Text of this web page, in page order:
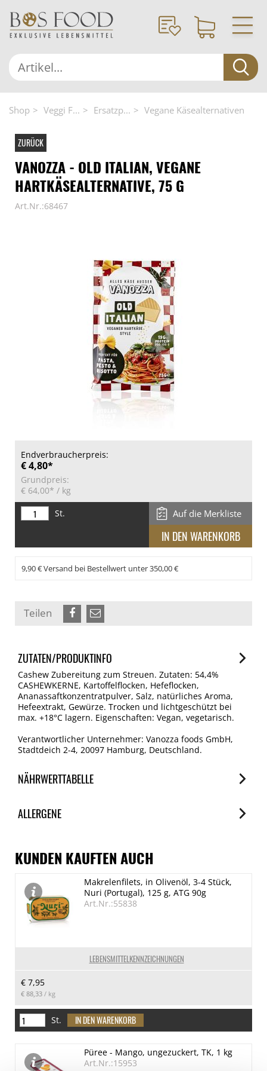
Shop Veggi F... Ersatzp... Vegane Käsealternativen
ZURÜCK
VANOZZA - OLD ITALIAN, VEGANE
HARTKÄSEALTERNATIVE, 75 G
Art.Nr.:68467
Endverbraucherpreis:
€ 4,80*
Grundpreis:
€ 64,00* / kg
St.
Auf die Merkliste
9,90 € Versand bei Bestellwert unter 350,00 €
Teilen
ZUTATEN/PRODUKTINFO
Cashew Zubereitung zum Streuen. Zutaten: 54,4%
CASHEWKERNE, Kartoffelflocken, Hefeflocken,
Ananassaftkonzentratpulver, Salz, natürliches Aroma,
Hefeextrakt, Gewürze. Trocken und lichtgeschützt bei
max. +18°C lagern. Eigenschaften: Vegan, vegetarisch.
Verantwortlicher Unternehmer: Vanozza foods GmbH,
Stadtdeich 2-4, 20097 Hamburg, Deutschland.
NÄHRWERTTABELLE
je 100g
Fett
26 g
davon gesättigte Fettsäuren
4.9 g
6.7 g
Eiweiß
19 g
Salz
3.5 g
ALLERGENE
Spuren / Enthalten
Schalenfrüchte (Cashewnuss)
Enthalten
KUNDEN KAUFTEN AUCH
LEBENSMITTELKENNZEICHNUNGEN
Makrelenfilets, in Olivenöl, 3-4 Stück,
Nuri (Portugal), 125 g, ATG 90g
Art.Nr.:55838
€ 7,95
€ 88,33 / kg
St.
Püree - Mango, ungezuckert, TK, 1 kg
Art.Nr.:15953